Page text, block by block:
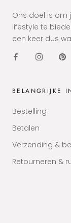
Ons doel is om
lifestyle te
een keer dus
BELANGRIJKE
Bestelling
Betalen
Verzending &
Retourneren &